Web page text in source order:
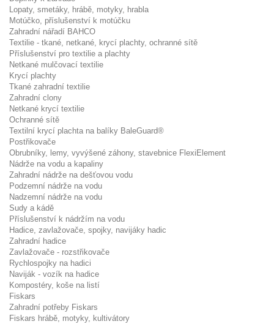
Lopaty, smetáky, hrábě, motyky, hrabla
Motúčko, příslušenství k motúčku
Zahradní nářadí BAHCO
Textilie - tkané, netkané, krycí plachty, ochranné sítě
Příslušenství pro textilie a plachty
Netkané mulčovací textilie
Krycí plachty
Tkané zahradní textilie
Zahradní clony
Netkané krycí textilie
Ochranné sítě
Textilní krycí plachta na balíky BaleGuard®
Postřikovače
Obrubníky, lemy, vyvýšené záhony, stavebnice FlexiElement
Nádrže na vodu a kapaliny
Zahradní nádrže na dešťovou vodu
Podzemní nádrže na vodu
Nadzemní nádrže na vodu
Sudy a kádě
Příslušenství k nádržím na vodu
Hadice, zavlažovače, spojky, navijáky hadic
Zahradní hadice
Zavlažovače - rozstřikovače
Rychlospojky na hadici
Naviják - vozík na hadice
Kompostéry, koše na listí
Fiskars
Zahradní potřeby Fiskars
Fiskars hrábě, motyky, kultivátory